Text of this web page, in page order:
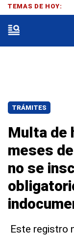
TRÁMITES
Multa de
meses
no se
Este registro
TEMAS DE HOY: